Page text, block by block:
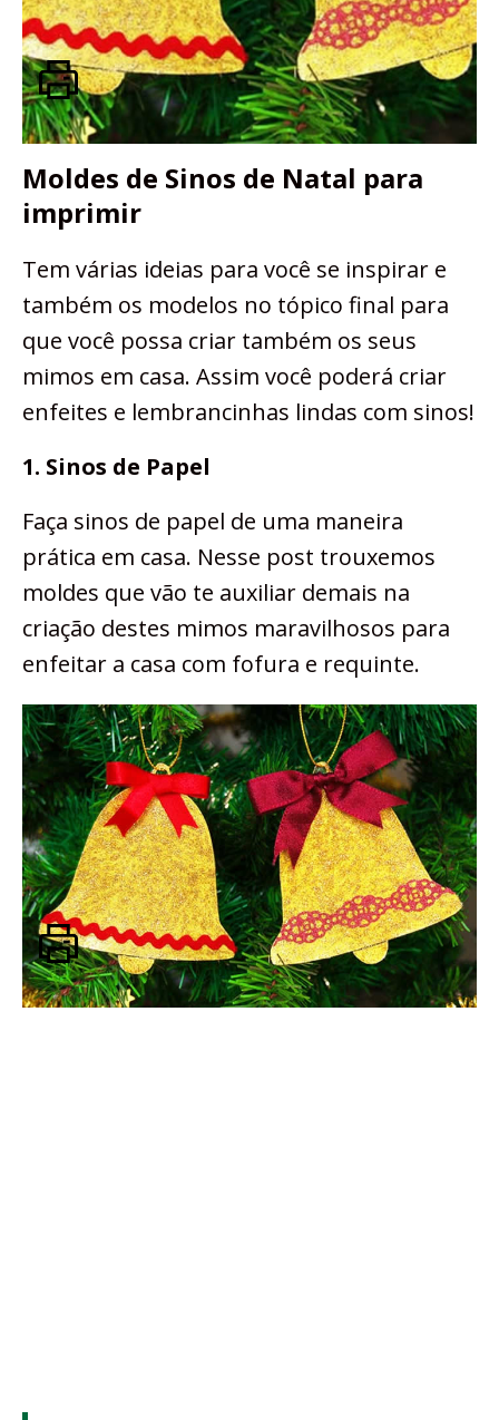
Moldes de Sinos de Natal para
imprimir
Tem várias ideias para você se inspirar e
também os modelos no tópico final para
que você possa criar também os seus
mimos em casa. Assim você poderá criar
enfeites e lembrancinhas lindas com sinos!
1. Sinos de Papel
Faça sinos de papel de uma maneira
prática em casa. Nesse post trouxemos
moldes que vão te auxiliar demais na
criação destes mimos maravilhosos para
enfeitar a casa com fofura e requinte.